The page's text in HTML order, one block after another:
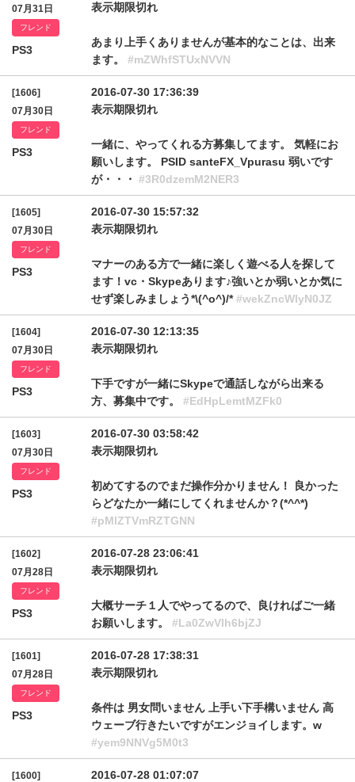
07月31日
フレンド
PS3
表示期限切れ
あまり上手くありませんが基本的なことは、出来
ます。 #mZWhfSTUxNVVN
[1606]
07月30日
フレンド
PS3
2016-07-30 17:36:39
表示期限切れ
一緒に、やってくれる方募集してます。 気軽にお
願いします。 PSID santeFX_Vpurasu 弱いです
が・・・ #3R0dzemM2NER3
[1605]
07月30日
フレンド
PS3
2016-07-30 15:57:32
表示期限切れ
マナーのある方で一緒に楽しく遊べる人を探して
ます！vc・Skypeあります♪強いとか弱いとか気に
せず楽しみましょう*\(^o^)/*#wekZncWlyN0JZ
[1604]
07月30日
フレンド
PS3
2016-07-30 12:13:35
表示期限切れ
下手ですが一緒にSkypeで通話しながら出来る
方、募集中です。 #EdHpLemtMZFk0
[1603]
07月30日
フレンド
PS3
2016-07-30 03:58:42
表示期限切れ
初めてするのでまだ操作分かりません！ 良かった
らどなたか一緒にしてくれませんか？(*^^*)
#pMlZTVmRZTGNN
[1602]
07月28日
フレンド
PS3
2016-07-28 23:06:41
表示期限切れ
大概サーチ１人でやってるので、良ければご一緒
お願いします。 #La0ZwVlh6bjZJ
[1601]
07月28日
フレンド
PS3
2016-07-28 17:38:31
表示期限切れ
条件は 男女問いません 上手い下手構いません 高
ウェーブ行きたいですがエンジョイします。w
#yem9NNVg5M0t3
[1600]
2016-07-28 01:07:07